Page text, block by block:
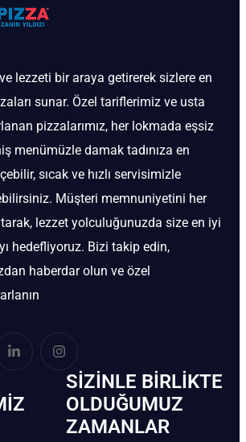
lezzeti bir araya getirerek sizlere en
sunar. Özel tariflerimiz ve usta
pizzalarımız, her lokmada eşsiz
menümüzle damak tadınıza en
sıcak ve hızlı servisimizle
Müşteri memnuniyetini her
lezzet yolculuğunuzda size en iyi
hedefliyoruz. Bizi takip edin,
haberdar olun ve özel
SIZINLE BIRLIKTE
OLDUĞUMUZ
ZAMANLAR